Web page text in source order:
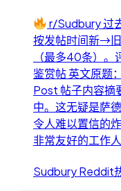
r/Sudbury 过
按发帖时间新→
（最多40条）。
鉴赏帖 英文原题
Post 帖子内容摘
中。这无疑是萨
令人难以置信的
非常友好的工作人
Sudbury Reddit